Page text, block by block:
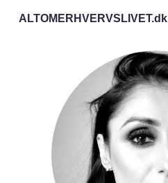
ALTOMERHVERVSLIVET.dk